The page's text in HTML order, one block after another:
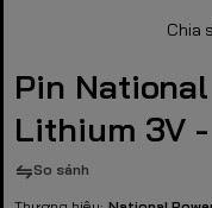
Chia
Pin
Lithium 3V
So sánh